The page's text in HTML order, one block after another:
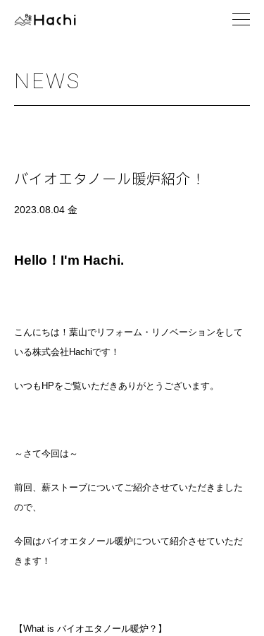
NEWS
バイオエタノール暖炉紹介！
2023.08.04 金
Hello！I'm Hachi.
こんにちは！葉山でリフォーム・リノベーションをして
いる株式会社Hachiです！
いつもHPをご覧いただきありがとうございます。
～さて今回は～
前回、薪ストーブについてご紹介させていただきました
ので、
今回はバイオエタノール暖炉について紹介させていただ
きます！
【What is バイオエタノール暖炉？】